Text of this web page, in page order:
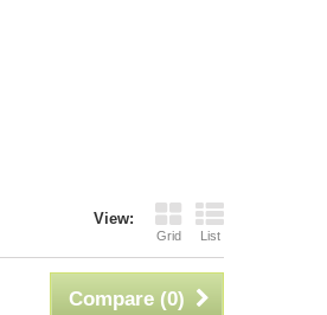
View:
Grid List
Compare (0)